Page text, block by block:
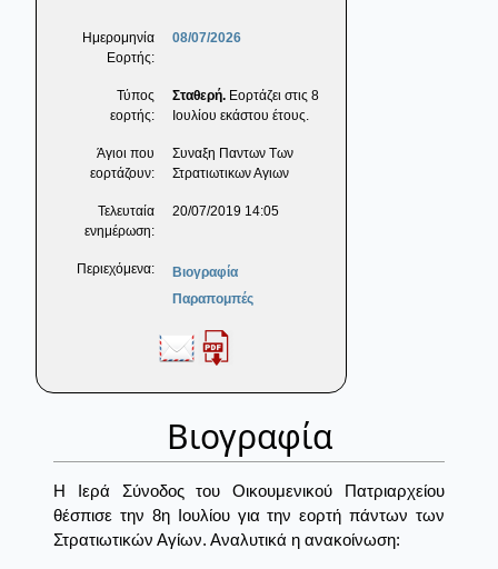
Ημερομηνία
Εορτής:
08/07/2026
Τύπος
εορτής:
Σταθερή. Εορτάζει στις 8
Ιουλίου εκάστου έτους.
Άγιοι που
εορτάζουν:
Συναξη Παντων Των
Στρατιωτικων Αγιων
Τελευταία
ενημέρωση:
20/07/2019 14:05
Περιεχόμενα:
Βιογραφία
Παραπομπές
Βιογραφία
Η Ιερά Σύνοδος του Οικουμενικού Πατριαρχείου
θέσπισε την 8η Ιουλίου για την εορτή πάντων των
Στρατιωτικών Αγίων. Αναλυτικά η ανακοίνωση: